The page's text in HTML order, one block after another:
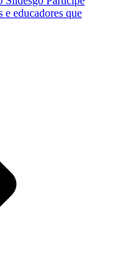
e educadores que